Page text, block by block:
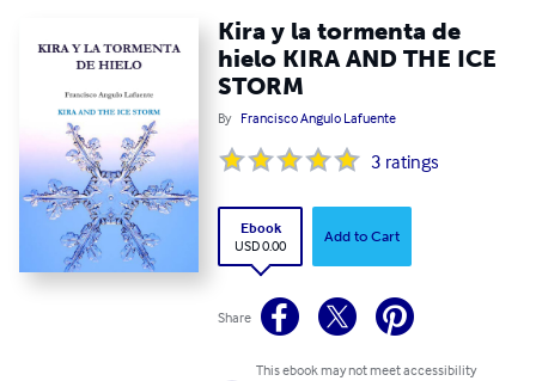
Kira y la tormenta de
hielo KIRA AND THE ICE
STORM
By Francisco Angulo Lafuente
3 ratings
Ebook
USD 0.00
Add to Cart
Share
This ebook may not meet accessibility